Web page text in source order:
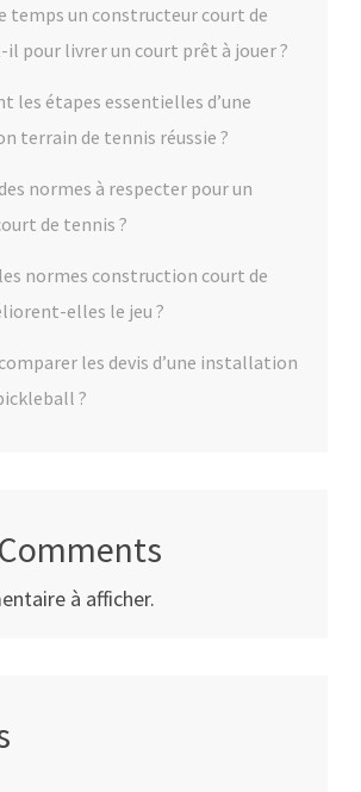
temps un constructeur court de
pour livrer un court prêt à jouer ?
les étapes essentielles d’une
terrain de tennis réussie ?
normes à respecter pour un
de tennis ?
normes construction court de
elles le jeu ?
les devis d’une installation
?
à afficher.